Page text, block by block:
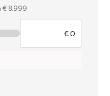
€ 8.999